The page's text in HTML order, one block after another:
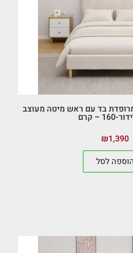
זוגית 160/200 מרופדת בד עם ראש מיטה מעוצב
– קרם
₪1,390
לסל